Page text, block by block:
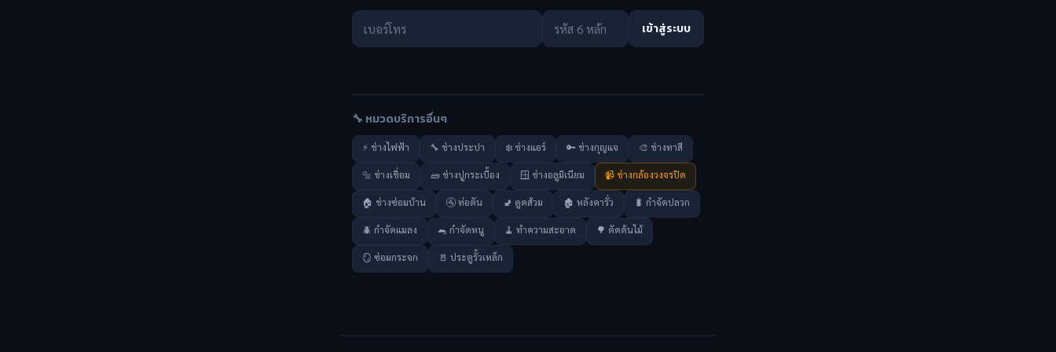
เข้าสู่ระบบ
🔧 หมวดบริการอื่นๆ
⚡ ช่างไฟฟ้า 🔧 ช่างประปา ❄️ ช่างแอร์ 🔑 ช่างกุญแจ 🎨 ช่างทาสี
🔩 ช่างเชื่อม 🧱 ช่างปูกระเบื้อง 🪟 ช่างอลูมิเนียม 📹 ช่างกล้องวงจรปิด
🏠 ช่างซ่อมบ้าน 🚰 ท่อตัน 🚽 ดูดส้วม 🏚️ หลังคารั่ว 🐛 กำจัดปลวก
🪲 กำจัดแมลง 🐀 กำจัดหนู 🧹 ทำความสะอาด 🌳 ตัดต้นไม้
🪞 ซ่อมกระจก 🚪 ประตูรั้วเหล็ก